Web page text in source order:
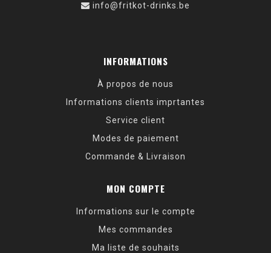
info@fritkot-drinks.be
INFORMATIONS
À propos de nous
Informations clients imprtantes
Service client
Modes de paiement
Commande & Livraison
MON COMPTE
Informations sur le compte
Mes commandes
Ma liste de souhaits